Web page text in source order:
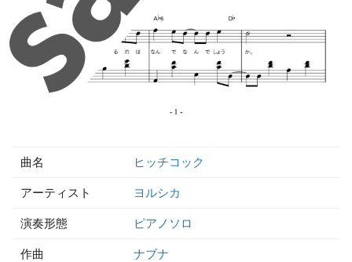
曲名 ヒッチコック
アーティスト ヨルシカ
演奏形態 ピアノソロ
作曲 ナブナ